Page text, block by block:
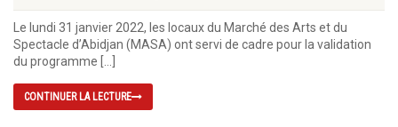
Le lundi 31 janvier 2022, les locaux du Marché des Arts et du
Spectacle d’Abidjan (MASA) ont servi de cadre pour la validation
du programme […]
CONTINUER LA LECTURE